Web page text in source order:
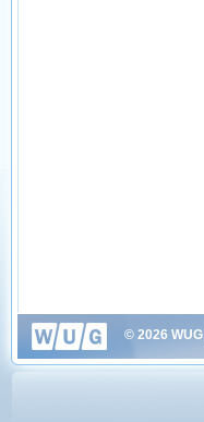
© 2026 WUG